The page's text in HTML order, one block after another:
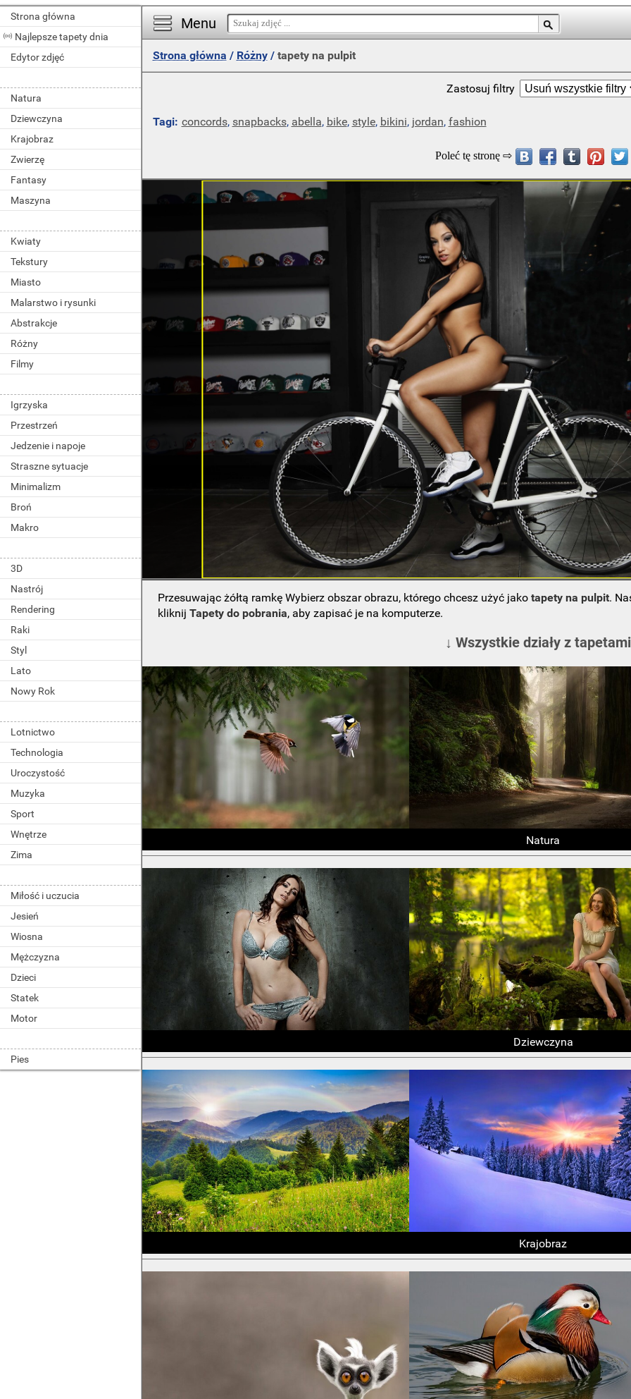
Strona główna
Najlepsze tapety dnia
Edytor zdjęć
Natura
Dziewczyna
Krajobraz
Zwierzę
Fantasy
Maszyna
Kwiaty
Tekstury
Miasto
Malarstwo i rysunki
Abstrakcje
Różny
Filmy
Igrzyska
Przestrzeń
Jedzenie i napoje
Straszne sytuacje
Minimalizm
Broń
Makro
3D
Nastrój
Rendering
Raki
Styl
Lato
Nowy Rok
Lotnictwo
Technologia
Uroczystość
Muzyka
Sport
Wnętrze
Zima
Miłość i uczucia
Jesień
Wiosna
Mężczyzna
Dzieci
Statek
Motor
Pies
Menu
Strona główna / Różny/ tapety na pulpit
Zastosuj filtry
Tagi: concords, snapbacks, abella, bike, style, bikini, jordan, fashion
Przesuwając żółtą ramkę Wybierz obszar obrazu, którego chcesz użyć jakotapety na pulpit.
kliknijTapety do pobrania, aby zapisać je na komputerze.
↓ Wszystkie działy z
Natura
Dziewczyna
Krajobraz